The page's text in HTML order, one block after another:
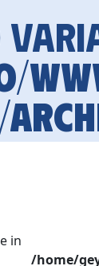
in
/home/